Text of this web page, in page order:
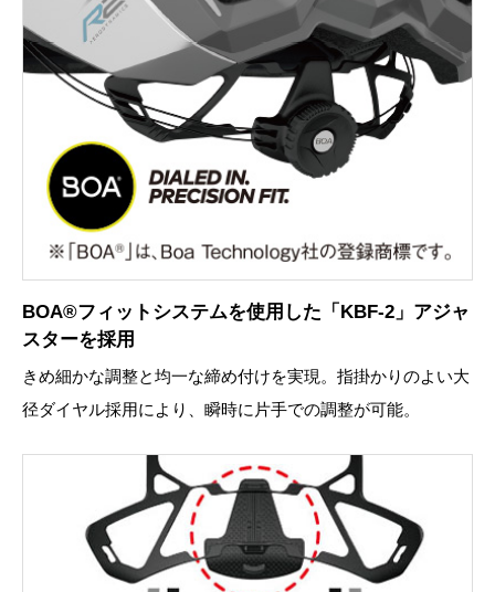
BOA®フィットシステムを使用した「KBF-2」アジャ
スターを採用
きめ細かな調整と均一な締め付けを実現。指掛かりのよい大
径ダイヤル採用により、瞬時に片手での調整が可能。